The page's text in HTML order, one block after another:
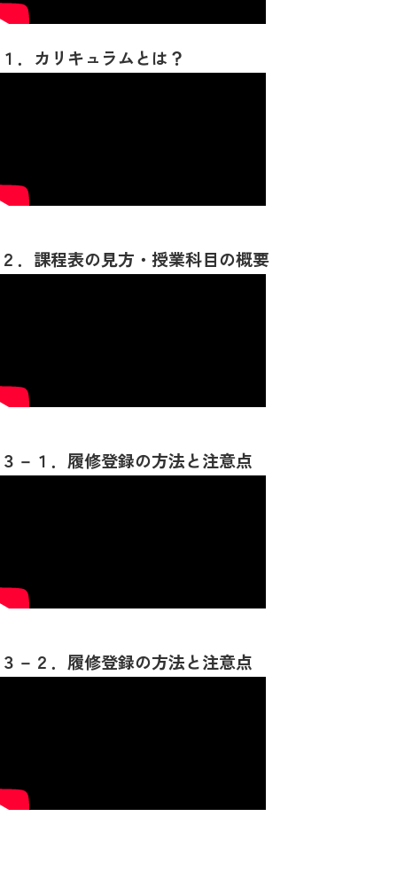
１．カリキュラムとは？
２．課程表の見方・授業科目の概要
３－１．履修登録の方法と注意点
３－２．履修登録の方法と注意点